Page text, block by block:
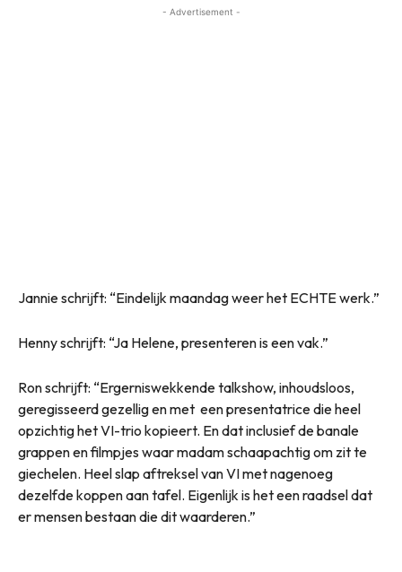
- Advertisement -
Jannie schrijft: “Eindelijk maandag weer het ECHTE werk.”
Henny schrijft: “Ja Helene, presenteren is een vak.”
Ron schrijft: “Ergerniswekkende talkshow, inhoudsloos,
geregisseerd gezellig en met een presentatrice die heel
opzichtig het VI-trio kopieert. En dat inclusief de banale
grappen en filmpjes waar madam schaapachtig om zit te
giechelen. Heel slap aftreksel van VI met nagenoeg
dezelfde koppen aan tafel. Eigenlijk is het een raadsel dat
er mensen bestaan die dit waarderen.”